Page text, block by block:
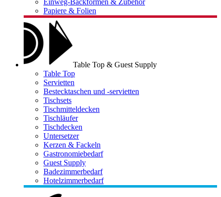
Einweg-Backformen & Zubehör
Papiere & Folien
Table Top & Guest Supply
Table Top
Servietten
Bestecktaschen und -servietten
Tischsets
Tischmitteldecken
Tischläufer
Tischdecken
Untersetzer
Kerzen & Fackeln
Gastronomiebedarf
Guest Supply
Badezimmerbedarf
Hotelzimmerbedarf